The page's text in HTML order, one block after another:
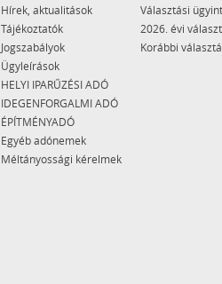
Hírek, aktualitások
Tájékoztatók
Jogszabályok
Ügyleírások
HELYI IPARŰZÉSI ADÓ
IDEGENFORGALMI ADÓ
ÉPÍTMÉNYADÓ
Egyéb adónemek
Méltányossági kérelmek
Választási
2026. évi
Korábbi